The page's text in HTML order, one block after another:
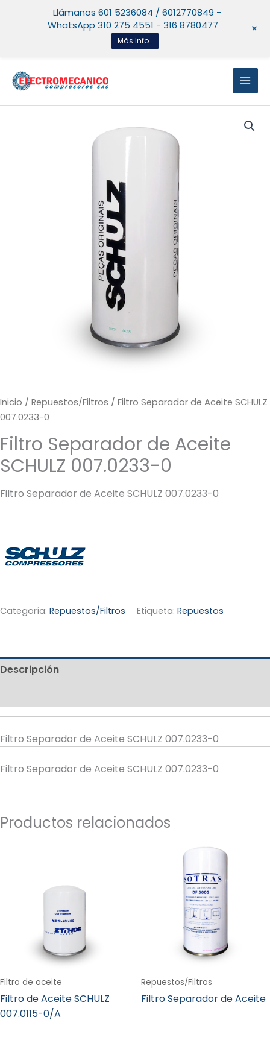
Inicio / Repuestos/Filtros / Filtro Separador de Aceite SCHULZ
007.0233-0
Filtro Separador de Aceite
SCHULZ 007.0233-0
Filtro Separador de Aceite SCHULZ 007.0233-0
Categoría: Repuestos/Filtros Etiqueta: Repuestos
Descripción
Filtro Separador de Aceite SCHULZ 007.0233-0
Filtro Separador de Aceite SCHULZ 007.0233-0
Productos relacionados
Filtro de aceite
Filtro de Aceite SCHULZ
007.0115-0/A
Repuestos/Filtros
Filtro Separador de Aceite
Llámanos 601 5236084 / 6012770849 -
WhatsApp 310 275 4551 - 316 8780477
Más Info..
+